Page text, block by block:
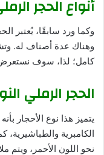
أنواع الحجر
وكما ورد سابقًا، يُعتبر
وهناك عدة أصناف له.
كامل؛ لذا، سوف
الحجر الرملي
يتميز هذا نوع الأحجار
الكامبرية والطباشيرية،
نحو اللون الأحمر، ويتم